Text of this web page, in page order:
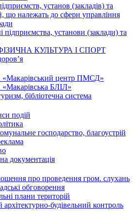
установ (закладів) та
що належать до сфери управління
підприємства, установи (заклади) та
КУЛЬТУРА І СПОРТ
центр ПМСД»
БЛІЛ»
бібліотечна система
подій
господарство, благоустрій
документація
про проведення гром. слухань
обговорення
плани територій
будівельний контроль